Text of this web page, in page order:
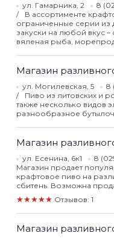
ул. Гамарника, 2 8
В ассортименте
ограниченные серии из
закуски на любой вкус
вяленая рыба,
Магазин
ул. Могилевская, 5 8
Пиво из литовских и
также несколько видов
разнообразное
Магазин
ул. Есенина, 6к1 8
Магазин продает
крафтовое пиво на
сбитень. Возможна
★★★★★ Отзывов: 1
Магазин